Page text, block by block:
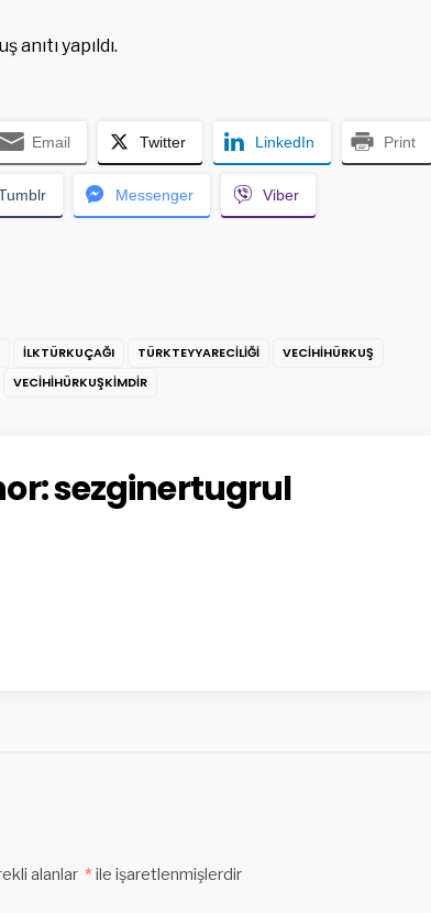
anıtı yapıldı.
Email Twitter LinkedIn Print
Messenger Viber
ILKTÜRKUÇAĞI TÜRKTEYYARECILIĞI
VECIHIHÜRKUŞ
VECIHIHÜRKUŞKIMDIR
sezginertugrul
alanlar *ile işaretlenmişlerdir